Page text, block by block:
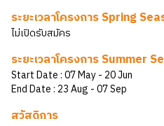
ระยะเวลาโครงการ Spring
ไม่เปิดรับสมัคร
ระยะเวลาโครงการ Summer
Start Date :07 May- 20 Jun
End Date : 23 Aug - 07 Sep
สวัสดิการ